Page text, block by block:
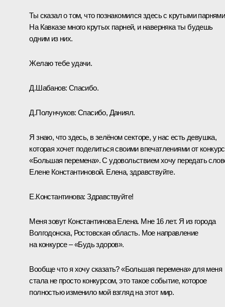
Ты сказал о том, что познакомился здесь с крутыми
На Кавказе много крутых парней, и наверняка ты будешь
одним из них.
Желаю тебе удачи.
Д.Шабанов: Спасибо.
Д.Полунчуков: Спасибо, Даниял.
Я знаю, что здесь, в зелёном секторе, у нас есть девушка,
которая хочет поделиться своими впечатлениями от
«Большая перемена». С удовольствием хочу передать
Елене Константиновой. Елена, здравствуйте.
Е.Константинова: Здравствуйте!
Меня зовут Константинова Елена. Мне 16 лет. Я из города
Волгодонска, Ростовская область. Мое направление
на конкурсе – «Будь здоров».
Вообще что я хочу сказать? «Большая перемена» для меня
стала не просто конкурсом, это такое событие, которое
полностью изменило мой взгляд на этот мир.